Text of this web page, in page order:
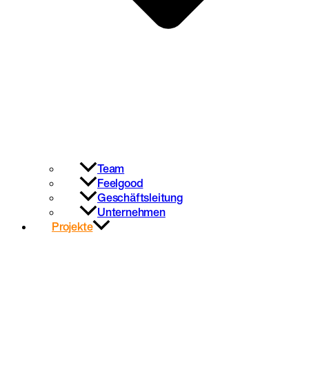
Team
Feelgood
Geschäftsleitung
Unternehmen
Projekte